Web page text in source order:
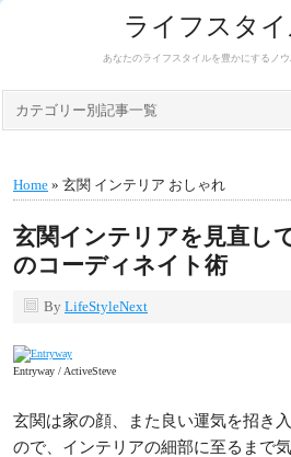
ライフスタ
あなたのライフスタイルを豊かにするノウ
カテゴリー別記事一覧
Home » 玄関 インテリア おしゃれ
玄関インテリアを見直し
のコーディネイト術
By LifeStyleNext
Entryway / ActiveSteve
玄関は家の顔、また良い運気を招き
ので、インテリアの細部に至るまで